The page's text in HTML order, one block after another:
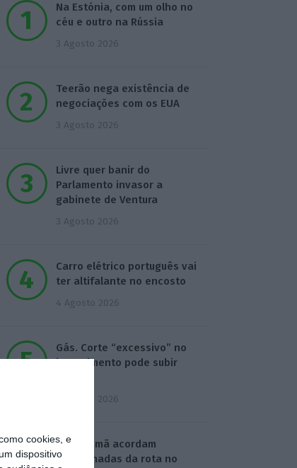
cookies, e
dispositivo
Na Estónia, com um olho no
céu e outro na Rússia
3 Agosto 2026
Teerão nega existência de
negociações com os EUA
3 Agosto 2026
Livre quer banir do
Parlamento invasor a
gabinete de Ventura
3 Agosto 2026
Carro elétrico português vai
ter altifalante no encosto
4 Agosto 2026
Gás. Corte “excessivo” no
investimento pode subir
5 Agosto 2026
Irão e Omã acordam
coordenadas da rota no